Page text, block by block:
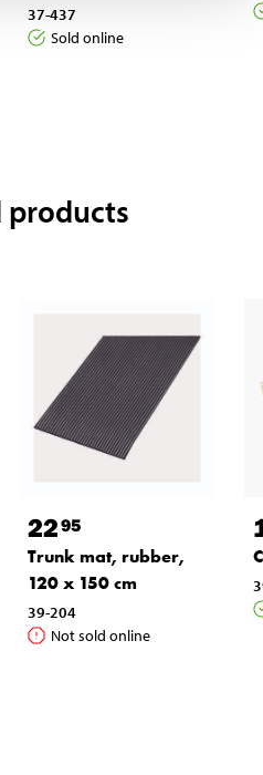
37-437
Sold online
products
2295
Trunk mat, rubber,
120 x 150 cm
39-204
Not sold online